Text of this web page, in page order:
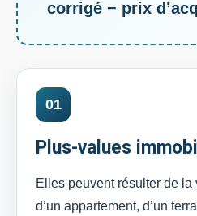
corrigé − prix
01
Plus-values
Elles peuvent résulter de la
d’un appartement, d’un